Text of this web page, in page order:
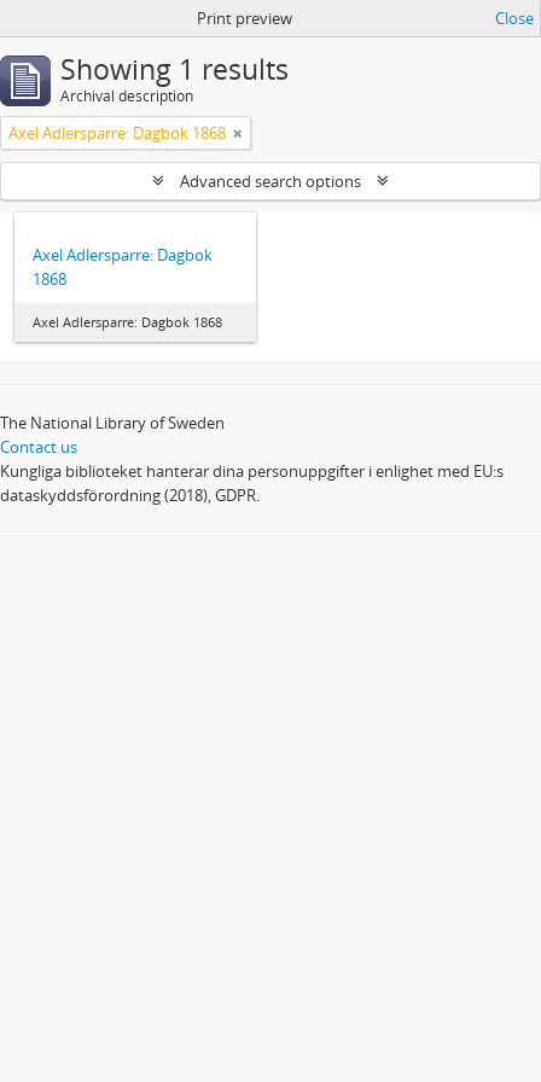
Print preview Close
Showing 1 results
Archival description
Axel Adlersparre: Dagbok 1868
Advanced search options
Axel Adlersparre: Dagbok
1868
Axel Adlersparre: Dagbok 1868
The National Library of Sweden
Contact us
Kungliga biblioteket hanterar dina personuppgifter i enlighet med EU:s
dataskyddsförordning (2018), GDPR.